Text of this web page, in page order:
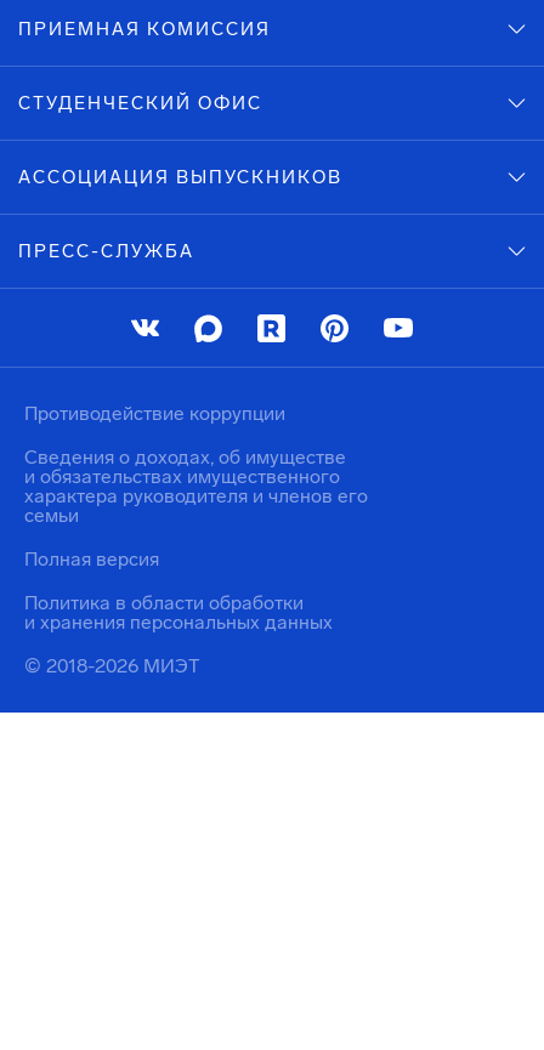
ПРИЕМНАЯ КОМИССИЯ
СТУДЕНЧЕСКИЙ ОФИС
АССОЦИАЦИЯ ВЫПУСКНИКОВ
ПРЕСС-СЛУЖБА
© 2018-2026 МИЭТ
Политика в области обработки
и хранения персональных данных
Противодействие коррупции
Сведения о доходах, об имуществе
и обязательствах имущественного
характера руководителя и членов его
семьи
Полная версия